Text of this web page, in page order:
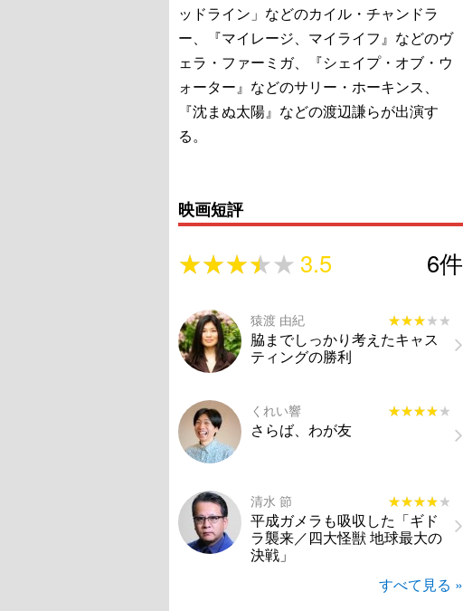
ッドライン」などのカイル・チャンドラ
ー、『マイレージ、マイライフ』などのヴ
ェラ・ファーミガ、『シェイプ・オブ・ウ
ォーター』などのサリー・ホーキンス、
『沈まぬ太陽』などの渡辺謙らが出演す
る。
映画短評
★★★★★
★★★★★ 3.5 6件
猿渡 由紀 ★★★★★
★★★★★
脇までしっかり考えたキャス
ティングの勝利
くれい響 ★★★★★
★★★★★
さらば、わが友
清水 節 ★★★★★
★★★★★
平成ガメラも吸収した「ギド
ラ襲来／四大怪獣 地球最大の
決戦」
すべて見る »